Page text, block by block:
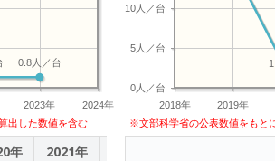
2023年 2024年
0.8人／台
出した数値を含む
年 2021年
2018年 2019年
0人／台
5人／台
10人／台
※文部科学省の公表数値をもと